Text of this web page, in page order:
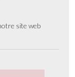
site web